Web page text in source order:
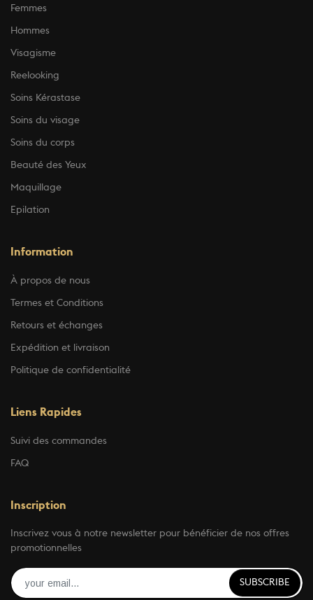
Femmes
Hommes
Visagisme
Reelooking
Soins Kérastase
Soins du visage
Soins du corps
Beauté des Yeux
Maquillage
Epilation
Information
À propos de nous
Termes et Conditions
Retours et échanges
Expédition et livraison
Politique de confidentialité
Liens Rapides
Suivi des commandes
FAQ
Inscription
Inscrivez vous à notre newsletter pour bénéficier de nos offres
promotionnelles
SUBSCRIBE